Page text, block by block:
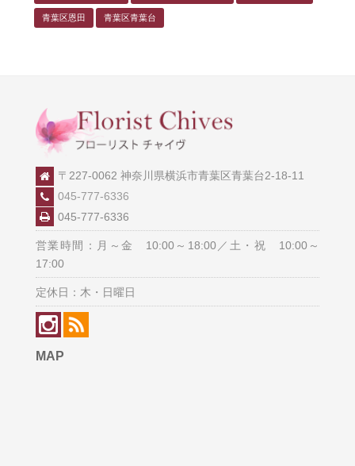
青葉区恩田 青葉区青葉台
〒227-0062 神奈川県横浜市青葉区青葉台2-18-11
045-777-6336
045-777-6336
営業時間：月～金 10:00～18:00／土・祝 10:00～
17:00
定休日：木・日曜日
MAP